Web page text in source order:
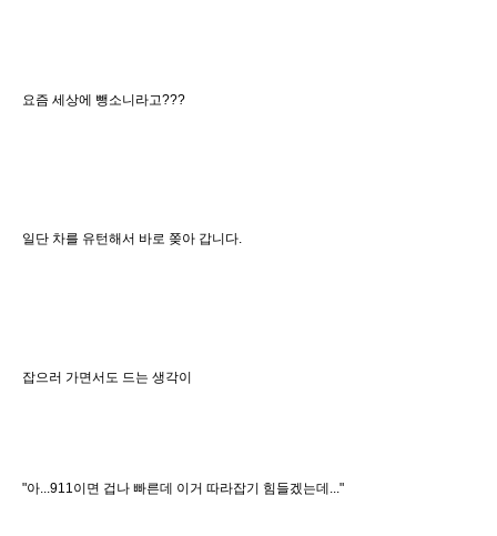
요즘 세상에 뺑소니라고???
일단 차를 유턴해서 바로 쫒아 갑니다.
잡으러 가면서도 드는 생각이
"아...911이면 겁나 빠른데 이거 따라잡기 힘들겠는데..."